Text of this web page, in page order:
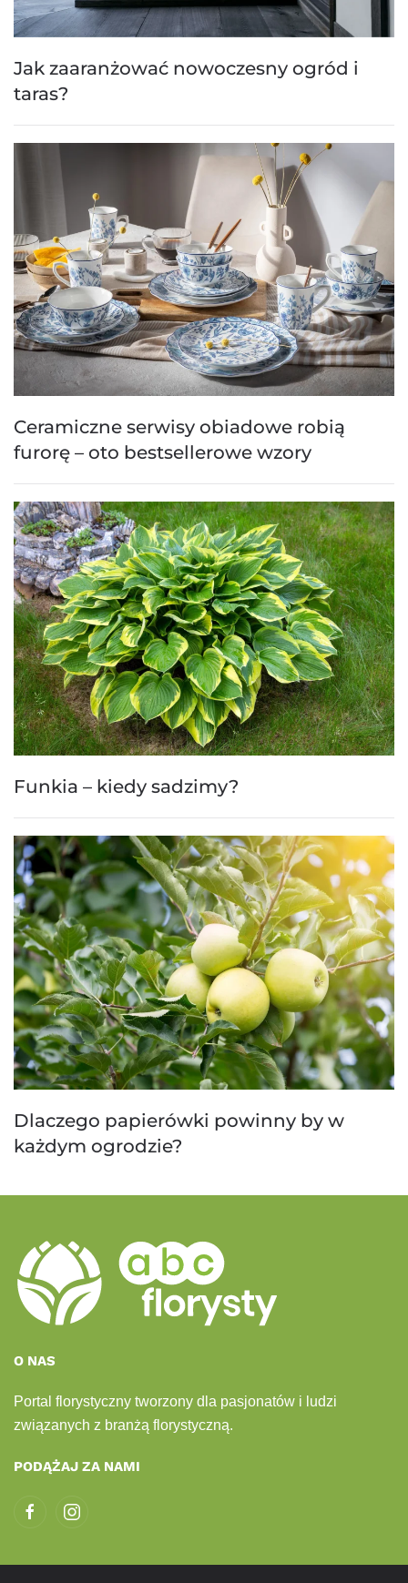
Jak zaaranżować nowoczesny ogród i
taras?
Ceramiczne serwisy obiadowe robią
furorę – oto bestsellerowe wzory
Funkia – kiedy sadzimy?
Dlaczego papierówki powinny by w
każdym ogrodzie?
O NAS
Portal florystyczny tworzony dla pasjonatów i ludzi
związanych z branżą florystyczną.
PODĄŻAJ ZA NAMI